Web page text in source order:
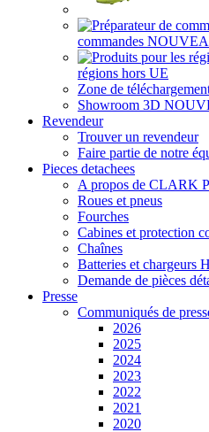
commandes
régions hors UE
Zone de
Showroom 3D
Revendeur
Trouver un revendeur
Faire partie de notre
Pieces detachees
A propos de CLARK
Roues et pneus
Fourches
Cabines et protection
Chaînes
Batteries et chargeurs
Demande de pièces
Presse
Communiqués de
2026
2025
2024
2023
2022
2021
2020